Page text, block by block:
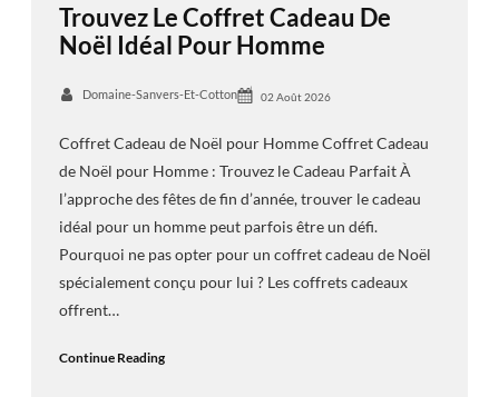
Trouvez Le Coffret Cadeau De
Noël Idéal Pour Homme
Domaine-Sanvers-Et-Cotton 02 Août 2026
Coffret Cadeau de Noël pour Homme Coffret Cadeau
de Noël pour Homme : Trouvez le Cadeau Parfait À
l’approche des fêtes de fin d’année, trouver le cadeau
idéal pour un homme peut parfois être un défi.
Pourquoi ne pas opter pour un coffret cadeau de Noël
spécialement conçu pour lui ? Les coffrets cadeaux
offrent…
Continue Reading